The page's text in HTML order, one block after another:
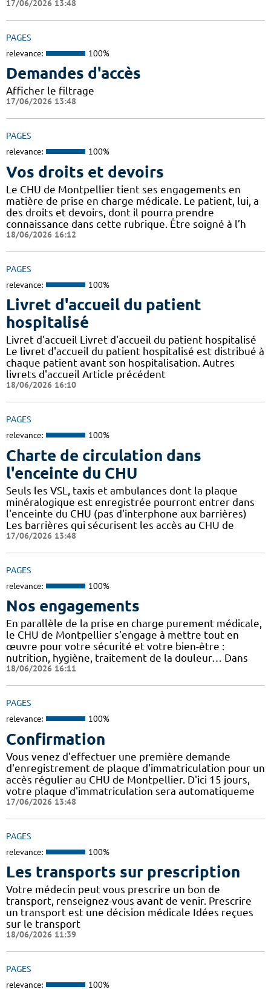
17/06/2026 13:48
PAGES
relevance: 100%
Demandes d'accès
Afficher le filtrage
17/06/2026 13:48
PAGES
relevance: 100%
Vos droits et devoirs
Le CHU de Montpellier tient ses engagements en
matière de prise en charge médicale. Le patient, lui, a
des droits et devoirs, dont il pourra prendre
connaissance dans cette rubrique. Être soigné à l’h
18/06/2026 16:12
PAGES
relevance: 100%
Livret d'accueil du patient
hospitalisé
Livret d'accueil Livret d'accueil du patient hospitalisé
Le livret d'accueil du patient hospitalisé est distribué à
chaque patient avant son hospitalisation. Autres
livrets d'accueil Article précédent
18/06/2026 16:10
PAGES
relevance: 100%
Charte de circulation dans
l'enceinte du CHU
Seuls les VSL, taxis et ambulances dont la plaque
minéralogique est enregistrée pourront entrer dans
l'enceinte du CHU (pas d'interphone aux barrières)
Les barrières qui sécurisent les accès au CHU de
17/06/2026 13:48
PAGES
relevance: 100%
Nos engagements
En parallèle de la prise en charge purement médicale,
le CHU de Montpellier s'engage à mettre tout en
œuvre pour votre sécurité et votre bien-être :
nutrition, hygiène, traitement de la douleur… Dans
18/06/2026 16:11
PAGES
relevance: 100%
Confirmation
Vous venez d'effectuer une première demande
d'enregistrement de plaque d'immatriculation pour un
accès régulier au CHU de Montpellier. D'ici 15 jours,
votre plaque d'immatriculation sera automatiqueme
17/06/2026 13:48
PAGES
relevance: 100%
Les transports sur prescription
Votre médecin peut vous prescrire un bon de
transport, renseignez-vous avant de venir. Prescrire
un transport est une décision médicale Idées reçues
sur le transport
18/06/2026 11:39
PAGES
relevance: 100%